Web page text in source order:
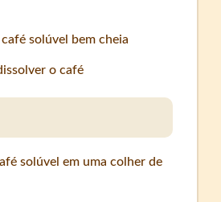
solúvel bem cheia
o café
solúvel em uma colher de